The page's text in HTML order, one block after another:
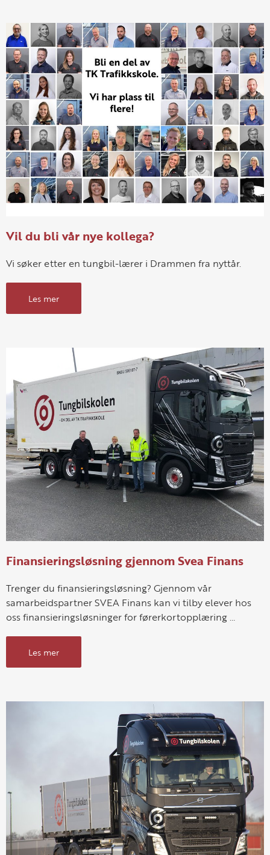
Vil du bli vår nye kollega?
Vi søker etter en tungbil-lærer i Drammen fra nyttår.
Les mer
Finansieringsløsning gjennom Svea Finans
Trenger du finansieringsløsning? Gjennom vår
samarbeidspartner SVEA Finans kan vi tilby elever hos
oss finansieringsløsninger for førerkortopplæring …
Les mer